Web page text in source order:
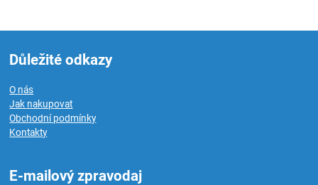
Důležité odkazy
O nás
Jak nakupovat
Obchodní podmínky
Kontakty
E-mailový zpravodaj